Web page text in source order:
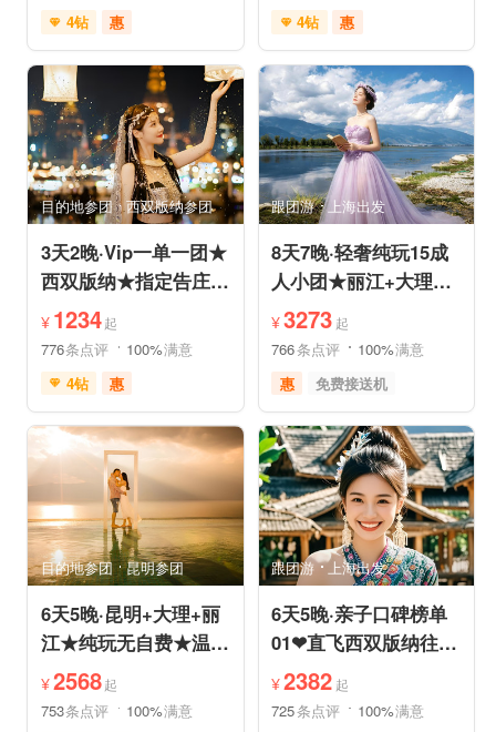
4钻
惠
免费接送机
玻璃栈道
森林公园
目的地参团 西双版纳参团
3天2晚·Vip一单一团★
西双版纳★指定告庄内
泳池酒店或温德姆国际
连锁
¥ 1234起
776条点评 100%满意
4钻
惠
充足自由时间
免费接送机
支持儿童入住
品质游
情侣游
祈福之旅
赏花之旅
森林公园
森林草原
特色民宿
亲子休闲
自由活动
目的地参团
昆明参团
6天5晚·昆明+大理+丽
江★纯玩无自费★温德
姆国际连锁酒店入住
¥2568起
753条点评 100%满意
4钻
惠
免费接送机
玻璃栈道
森林公园
跟团游 上海出发
8天7晚·轻奢纯玩15成
人小团★丽江+大理
+香格里拉/泸沽湖★直
飞丽江
¥3273 起
766条点评 100%满意
惠
免费接送机
家庭游
祈福之旅
赏花之旅
摄影之旅
雪山之旅
自然山水
行车时长短
跟团游 上海出发
6天5晚·亲子口碑榜单
01❤直飞西双版纳往返
机票❤拼小团轻奢0购
物纯玩
¥2382 起
725条点评 100%满意